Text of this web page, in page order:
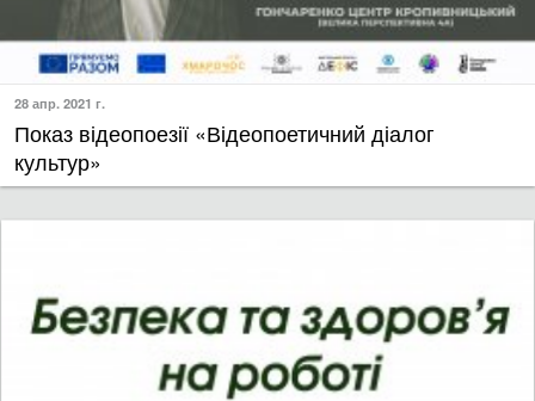
28 апр. 2021 г.
Показ відеопоезії «Відеопоетичний діалог
культур»